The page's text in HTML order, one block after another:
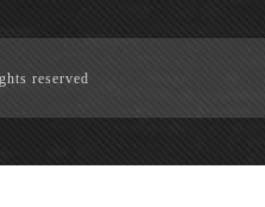
reserved